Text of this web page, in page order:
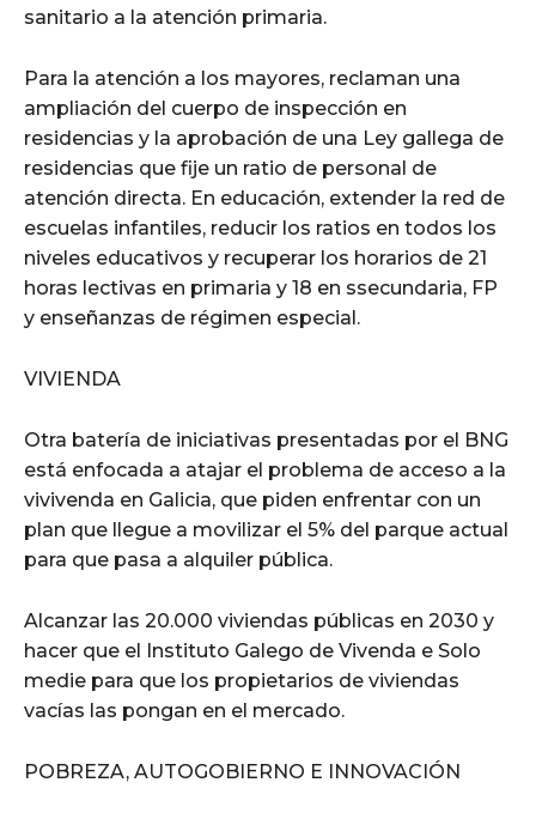
sanitario a la atención primaria.
Para la atención a los mayores, reclaman una
ampliación del cuerpo de inspección en
residencias y la aprobación de una Ley gallega de
residencias que fije un ratio de personal de
atención directa. En educación, extender la red de
escuelas infantiles, reducir los ratios en todos los
niveles educativos y recuperar los horarios de 21
horas lectivas en primaria y 18 en ssecundaria, FP
y enseñanzas de régimen especial.
VIVIENDA
Otra batería de iniciativas presentadas por el BNG
está enfocada a atajar el problema de acceso a la
vivivenda en Galicia, que piden enfrentar con un
plan que llegue a movilizar el 5% del parque actual
para que pasa a alquiler pública.
Alcanzar las 20.000 viviendas públicas en 2030 y
hacer que el Instituto Galego de Vivenda e Solo
medie para que los propietarios de viviendas
vacías las pongan en el mercado.
POBREZA, AUTOGOBIERNO E INNOVACIÓN